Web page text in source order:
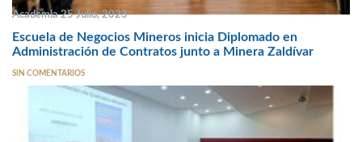
Academia 25 Julio, 2023
Escuela de Negocios Mineros inicia Diplomado en
Administración de Contratos junto a Minera Zaldívar
SIN COMENTARIOS